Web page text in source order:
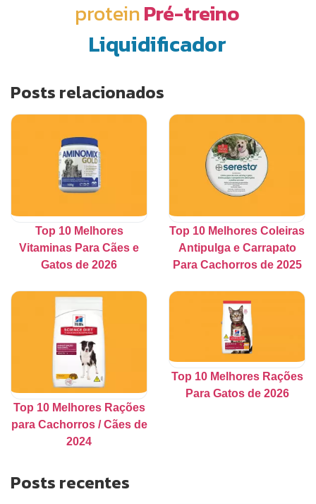
proteinPré-treino
Liquidificador
Posts relacionados
Top 10 Melhores
Vitaminas Para Cães e
Gatos de 2026
Top 10 Melhores Coleiras
Antipulga e Carrapato
Para Cachorros de 2025
Top 10 Melhores Rações
para Cachorros / Cães de
2024
Top 10 Melhores Rações
Para Gatos de 2026
Posts recentes